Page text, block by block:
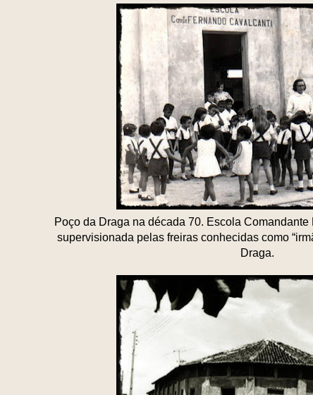
Poço da Draga na década 70. Escola
supervisionada pelas freiras conhecidas como
Draga.